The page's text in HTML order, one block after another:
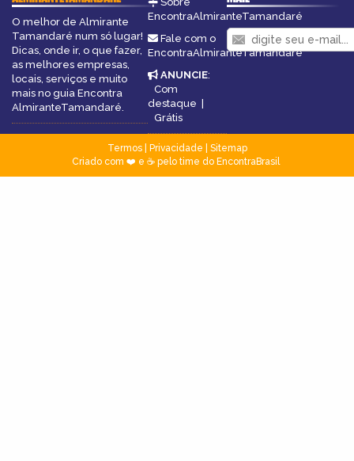
O melhor de Almirante
Tamandaré num só lugar!
Dicas, onde ir, o que fazer,
as melhores empresas,
locais, serviços e muito
mais no guia Encontra
AlmiranteTamandaré.
EncontraAlmiranteTamandaré
Fale com o
EncontraAlmiranteTamandaré
ANUNCIE:
Com
destaque |
Grátis
Termos| Privacidade
Sitemap
Criado com ❤️ e ☕ pelo time do EncontraBrasil